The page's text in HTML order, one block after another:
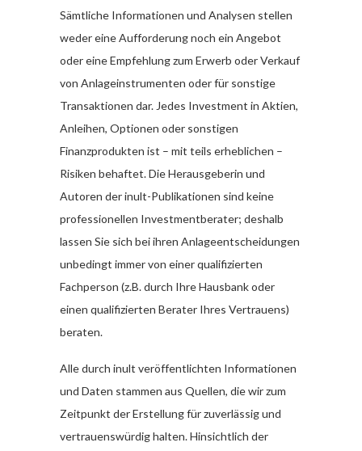
Sämtliche Informationen und Analysen stellen
weder eine Aufforderung noch ein Angebot
oder eine Empfehlung zum Erwerb oder Verkauf
von Anlageinstrumenten oder für sonstige
Transaktionen dar. Jedes Investment in Aktien,
Anleihen, Optionen oder sonstigen
Finanzprodukten ist – mit teils erheblichen –
Risiken behaftet. Die Herausgeberin und
Autoren der inult-Publikationen sind keine
professionellen Investmentberater; deshalb
lassen Sie sich bei ihren Anlageentscheidungen
unbedingt immer von einer qualifizierten
Fachperson (z.B. durch Ihre Hausbank oder
einen qualifizierten Berater Ihres Vertrauens)
beraten.
Alle durch inult veröffentlichten Informationen
und Daten stammen aus Quellen, die wir zum
Zeitpunkt der Erstellung für zuverlässig und
vertrauenswürdig halten. Hinsichtlich der